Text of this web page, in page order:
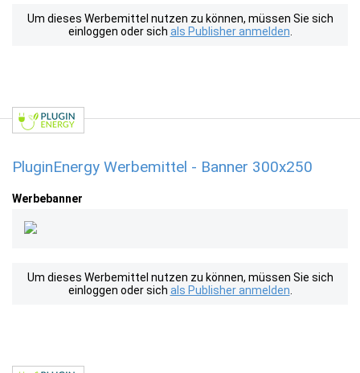
Um dieses Werbemittel nutzen zu können, müssen Sie sich
einloggen oder sich als Publisher anmelden
PluginEnergy Werbemittel - Banner 300x250
Werbebanner
Um dieses Werbemittel nutzen zu können, müssen Sie sich
einloggen oder sich als Publisher anmelden